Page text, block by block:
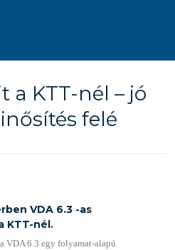
a KTT-nél – jó
felé
VDA 6.3 -as
KTT-nél.
VDA 6.3 egy folyamat-alapú